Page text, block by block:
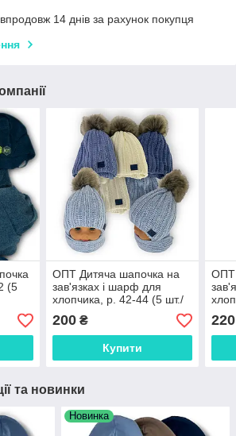
14 днів за рахунок покупця
(5
ОПТ Дитяча шапочка на
зав'язках і шарф для
хлопчика, р. 42-44 (5 шт./
набір)
200₴
Купити
ОПТ
220
та новинки
Новинка